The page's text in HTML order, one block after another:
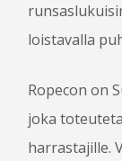
loistavalla
Ropecon on
joka
harrastajille.